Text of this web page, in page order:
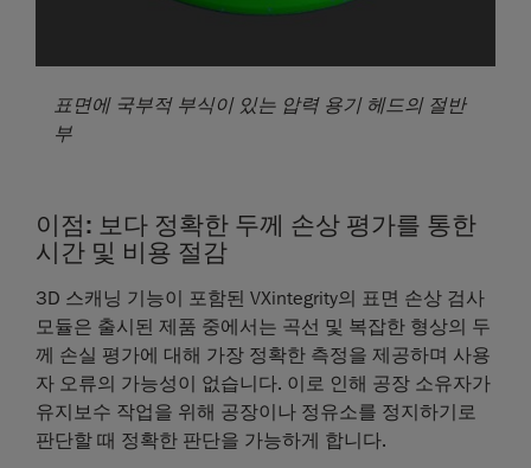
표면에 국부적 부식이 있는 압력 용기 헤드의 절반
부
이점: 보다 정확한 두께 손상 평가를 통한
시간 및 비용 절감
3D 스캐닝 기능이 포함된 VXintegrity의 표면 손상 검사
모듈은 출시된 제품 중에서는 곡선 및 복잡한 형상의 두
께 손실 평가에 대해 가장 정확한 측정을 제공하며 사용
자 오류의 가능성이 없습니다. 이로 인해 공장 소유자가
유지보수 작업을 위해 공장이나 정유소를 정지하기로
판단할 때 정확한 판단을 가능하게 합니다.